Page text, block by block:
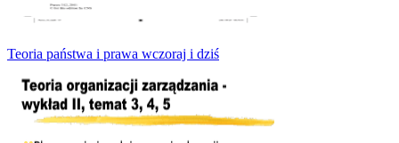
Teoria państwa i prawa wczoraj i dziś